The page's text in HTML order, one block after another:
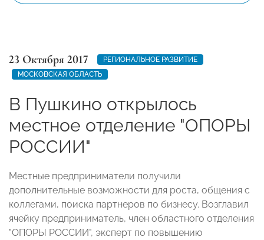
23 Октября 2017
РЕГИОНАЛЬНОЕ РАЗВИТИЕ
МОСКОВСКАЯ ОБЛАСТЬ
В Пушкино открылось
местное отделение "ОПОРЫ
РОССИИ"
Местные предприниматели получили
дополнительные возможности для роста, общения с
коллегами, поиска партнеров по бизнесу. Возглавил
ячейку предприниматель, член областного отделения
"ОПОРЫ РОССИИ", эксперт по повышению